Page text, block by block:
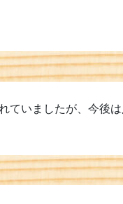
ていましたが、今後は